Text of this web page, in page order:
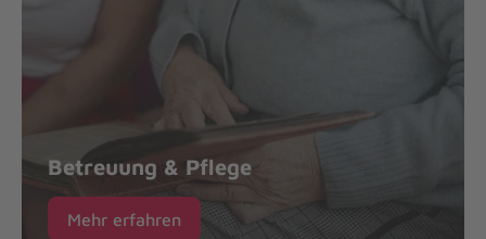
Betreuung & Pflege
Mehr erfahren